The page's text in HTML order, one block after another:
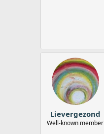
Lievergezond
Well-known member